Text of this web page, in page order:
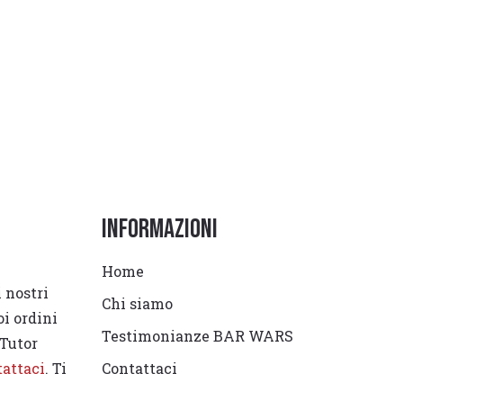
nostri
ordini
. Ti
Informazioni
Home
Chi siamo
Testimonianze BAR WARS
Contattaci